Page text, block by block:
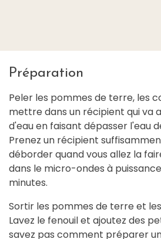
Préparation
Peler les pommes de terre, les
mettre dans un récipient qui va
d'eau en faisant dépasser l'eau
Prenez un récipient
déborder quand vous allez la
dans le micro-ondes à
minutes.
Sortir les pommes de terre et
Lavez le fenouil et ajoutez des
savez pas comment préparer